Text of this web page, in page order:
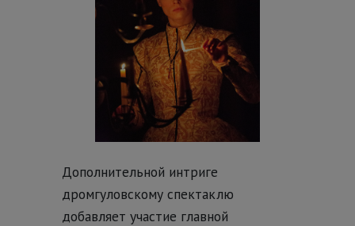
Дополнительной интриге
дромгуловскому спектаклю
добавляет участие главной